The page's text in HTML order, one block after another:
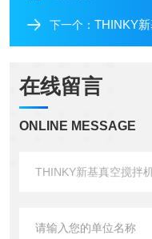
下一个： THINKY新
在线留言
ONLINE MESSAGE